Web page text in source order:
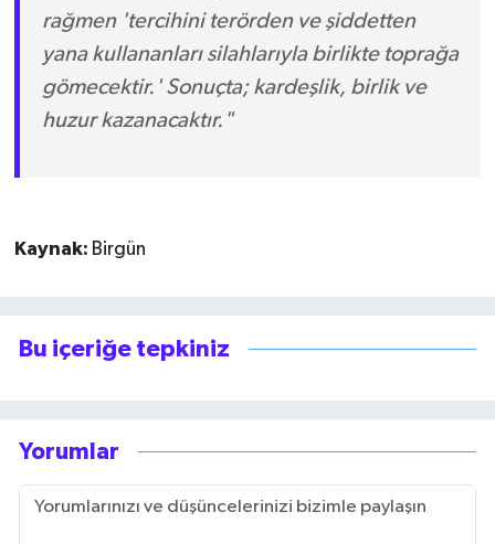
rağmen 'tercihini terörden ve şiddetten
yana kullananları silahlarıyla birlikte toprağa
gömecektir.' Sonuçta; kardeşlik, birlik ve
huzur kazanacaktır."
Kaynak: Birgün
Bu içeriğe tepkiniz
Yorumlar